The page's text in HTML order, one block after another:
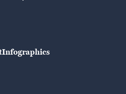
Infographics